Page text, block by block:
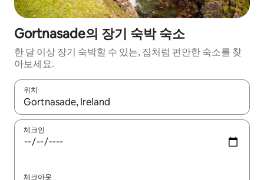
Gortnasade의 장기 숙박 숙소
한 달 이상 장기 숙박할 수 있는, 집처럼 편안한 숙소를 찾
아보세요.
위치
결과가 나오면 위·아래 화살표 키를 사용하거나 터치 또는 스와이
체크인
체크아웃